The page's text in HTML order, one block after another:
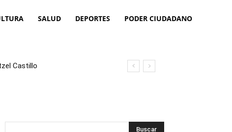
SALUD DEPORTES PODER CIUDADANO
Castillo